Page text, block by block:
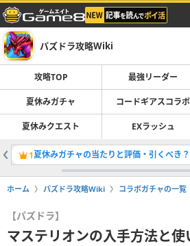
パズドラ攻略Wiki
攻略TOP 最強リーダー
夏休みガチャ コードギアスコラボ
夏休みクエスト EXラッシュ
1夏休みガチャの当たりと評価・引くべき？
ホーム パズドラ攻略Wiki コラボガチャの一覧
【パズドラ】
マステリオンの入手方法と使